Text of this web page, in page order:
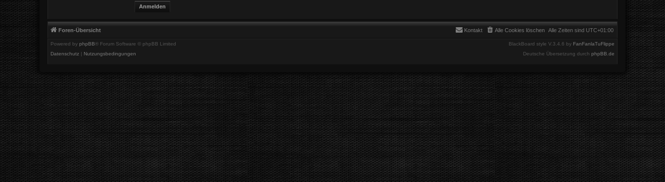
Foren-Übersicht Alle Zeiten sind UTC+01:00
Alle Cookies löschen
Kontakt
Powered by phpBB® Forum Software © phpBB Limited BlackBoard style V.3.4.6 by FanFanlaTuFlippe
Deutsche Übersetzung durch phpBB.de
Datenschutz | Nutzungsbedingungen